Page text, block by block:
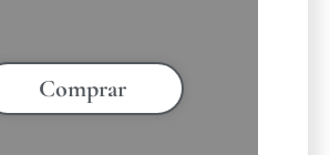
Comprar